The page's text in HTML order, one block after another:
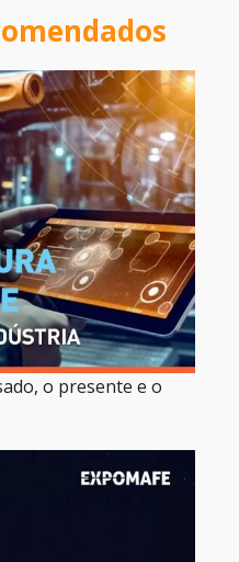
o presente e o